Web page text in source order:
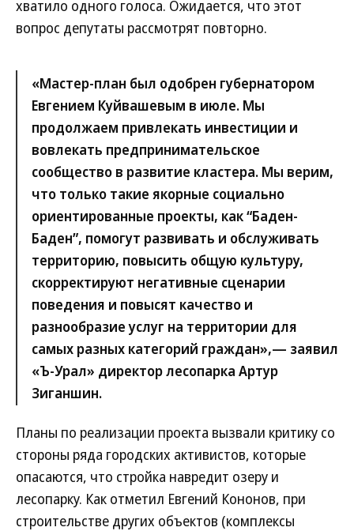
хватило одного голоса. Ожидается, что этот
вопрос депутаты рассмотрят повторно.
«Мастер-план был одобрен губернатором
Евгением Куйвашевым в июле. Мы
продолжаем привлекать инвестиции и
вовлекать предпринимательское
сообщество в развитие кластера. Мы верим,
что только такие якорные социально
ориентированные проекты, как “Баден-
Баден”, помогут развивать и обслуживать
территорию, повысить общую культуру,
скорректируют негативные сценарии
поведения и повысят качество и
разнообразие услуг на территории для
самых разных категорий граждан»,— заявил
«Ъ-Урал» директор лесопарка Артур
Зиганшин.
Планы по реализации проекта вызвали критику со
стороны ряда городских активистов, которые
опасаются, что стройка навредит озеру и
лесопарку. Как отметил Евгений Кононов, при
строительстве других объектов (комплексы